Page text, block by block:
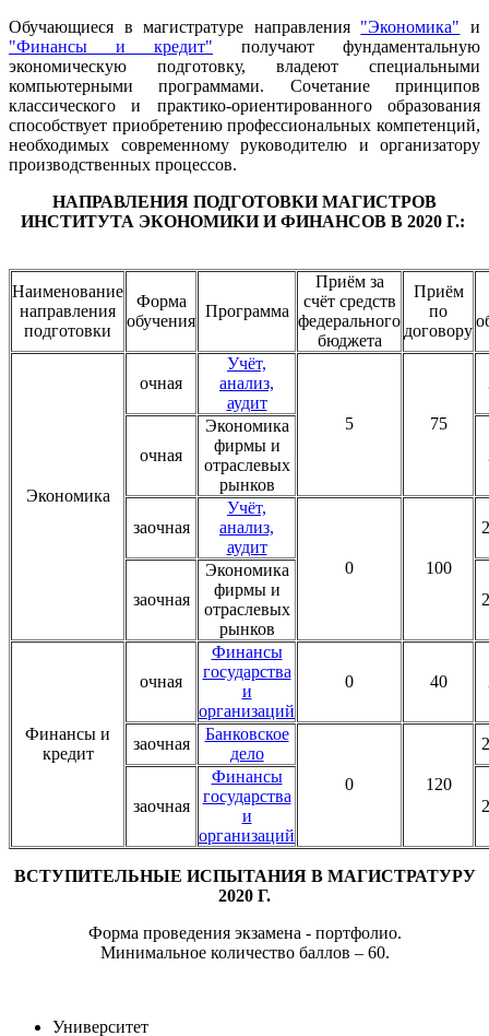
Обучающиеся в магистратуре направления "Экономика" и
"Финансы и кредит" получают фундаментальную
экономическую подготовку, владеют специальными
компьютерными программами. Сочетание принципов
классического и практико-ориентированного образования
способствует приобретению профессиональных компетенций,
необходимых современному руководителю и организатору
производственных процессов.
НАПРАВЛЕНИЯ ПОДГОТОВКИ МАГИСТРОВ
ИНСТИТУТА ЭКОНОМИКИ И ФИНАНСОВ В 2020 Г.:
Наименование
направления
подготовки
Форма
обучения
Программа
Приём за
счёт средств
федерального
бюджета
Приём
по
договору
Экономика
очная
Учёт,
анализ,
аудит
5
75
очная
Экономика
фирмы и
отраслевых
рынков
заочная
Учёт,
анализ,
аудит
0
100
заочная
Экономика
фирмы и
отраслевых
рынков
Финансы и
кредит
очная
Финансы
государства
и
организаций
0 40
заочная
Банковское
дело
0
120
заочная
Финансы
государства
и
организаций
ВСТУПИТЕЛЬНЫЕ ИСПЫТАНИЯ В МАГИСТРАТУРУ
2020 Г.
Форма проведения экзамена - портфолио.
Минимальное количество баллов – 60.
Университет